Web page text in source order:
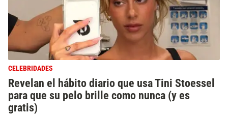
CELEBRIDADES
Revelan el hábito diario que usa Tini Stoessel
para que su pelo brille como nunca (y es
gratis)